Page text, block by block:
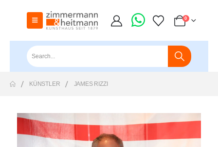
0
KÜNSTLER JAMES RIZZI